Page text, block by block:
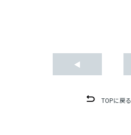
◀
TOPに戻る